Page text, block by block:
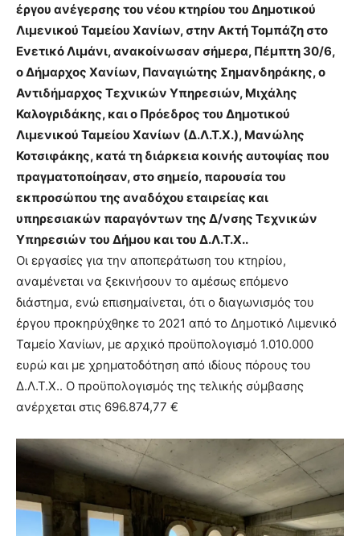
έργου ανέγερσης του νέου κτηρίου του Δημοτικού
Λιμενικού Ταμείου Χανίων, στην Ακτή Τομπάζη στο
Ενετικό Λιμάνι, ανακοίνωσαν σήμερα, Πέμπτη 30/6,
ο Δήμαρχος Χανίων, Παναγιώτης Σημανδηράκης, ο
Αντιδήμαρχος Τεχνικών Υπηρεσιών, Μιχάλης
Καλογριδάκης, και ο Πρόεδρος του Δημοτικού
Λιμενικού Ταμείου Χανίων (Δ.Λ.Τ.Χ.), Μανώλης
Κοτσιφάκης, κατά τη διάρκεια κοινής αυτοψίας που
πραγματοποίησαν, στο σημείο, παρουσία του
εκπροσώπου της αναδόχου εταιρείας και
υπηρεσιακών παραγόντων της Δ/νσης Τεχνικών
Υπηρεσιών του Δήμου και του Δ.Λ.Τ.Χ..
Οι εργασίες για την αποπεράτωση του κτηρίου,
αναμένεται να ξεκινήσουν το αμέσως επόμενο
διάστημα, ενώ επισημαίνεται, ότι ο διαγωνισμός του
έργου προκηρύχθηκε το 2021 από το Δημοτικό Λιμενικό
Ταμείο Χανίων, με αρχικό προϋπολογισμό 1.010.000
ευρώ και με χρηματοδότηση από ιδίους πόρους του
Δ.Λ.Τ.Χ.. Ο προϋπολογισμός της τελικής σύμβασης
ανέρχεται στις 696.874,77 €